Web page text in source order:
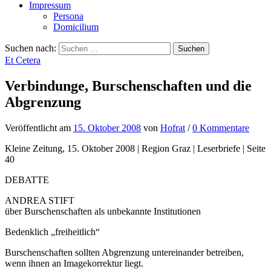
Impressum
Persona
Domicilium
Suchen nach:
Et Cetera
Verbindunge, Burschenschaften und die
Abgrenzung
Veröffentlicht am 15. Oktober 2008 von Hofrat /0 Kommentare
Kleine Zeitung, 15. Oktober 2008 | Region Graz | Leserbriefe | Seite
40
DEBATTE
ANDREA STIFT
über Burschenschaften als unbekannte Institutionen
Bedenklich „freiheitlich“
Burschenschaften sollten Abgrenzung untereinander betreiben,
wenn ihnen an Imagekorrektur liegt.